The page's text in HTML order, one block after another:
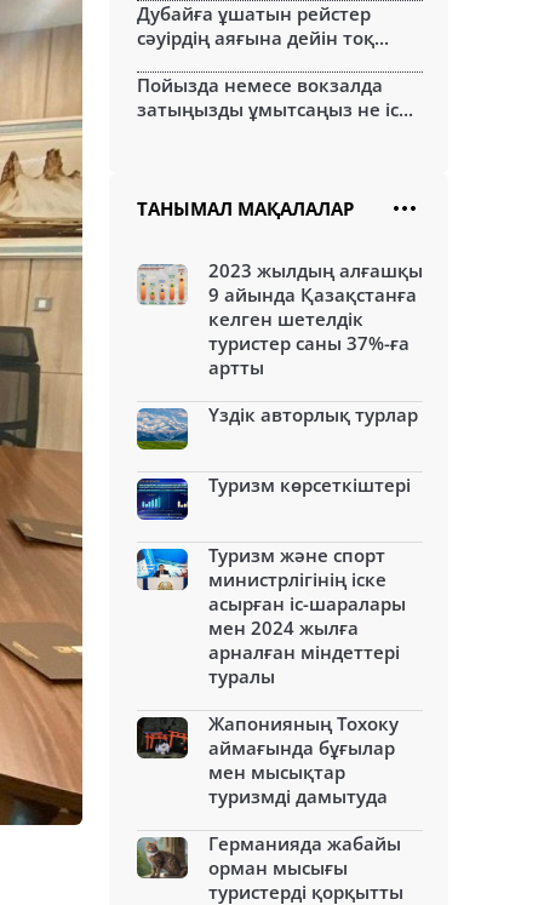
Дубайға ұшатын рейстер
сәуірдің аяғына дейін тоқ...
Пойызда немесе вокзалда
затыңызды ұмытсаңыз не іс...
ТАНЫМАЛ МАҚАЛАЛАР
2023 жылдың алғашқы
9 айында Қазақстанға
келген шетелдік
туристер саны 37%-ға
артты
Үздік авторлық турлар
Туризм көрсеткіштері
Туризм және спорт
министрлігінің іске
асырған іс-шаралары
мен 2024 жылға
арналған міндеттері
туралы
Жапонияның Тохоку
аймағында бұғылар
мен мысықтар
туризмді дамытуда
Германияда жабайы
орман мысығы
туристерді қорқытты